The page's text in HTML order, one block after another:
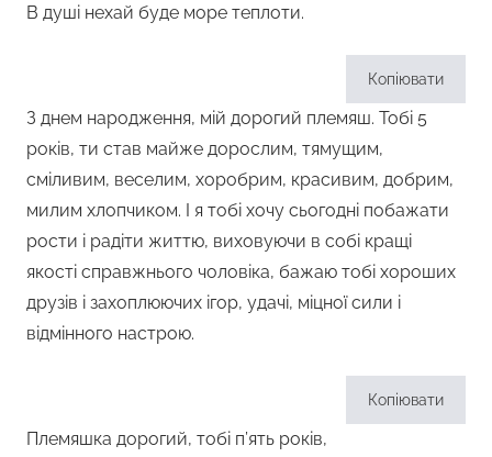
В душі нехай буде море теплоти.
Копіювати
З днем народження, мій дорогий племяш. Тобі 5
років, ти став майже дорослим, тямущим,
сміливим, веселим, хоробрим, красивим, добрим,
милим хлопчиком. І я тобі хочу сьогодні побажати
рости і радіти життю, виховуючи в собі кращі
якості справжнього чоловіка, бажаю тобі хороших
друзів і захоплюючих ігор, удачі, міцної сили і
відмінного настрою.
Копіювати
Племяшка дорогий, тобі п’ять років,